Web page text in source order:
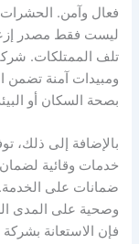
فعال وآمن. الحشرات
ليست فقط مصدر
تلف الممتلكات.
ومبيدات آمنة تضمن
بصحة السكان أو
بالإضافة إلى ذلك،
خدمات وقائية
ضمانات على
وصحية على المدى
فإن الاستعانة